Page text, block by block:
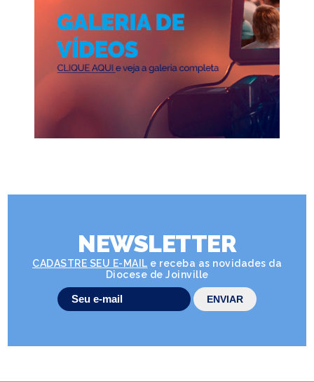
NEWSLETTER
CADASTRE SEU E-MAIL e receba as novidades da
Diocese de Joinville